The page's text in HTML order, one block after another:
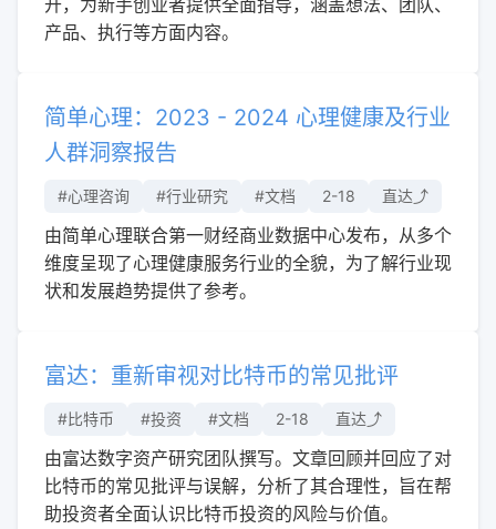
产品、执行等方面内容。
简单心理：2023 - 2024 心理健康及行业
人群洞察报告
#心理咨询 #行业研究 #文档 2-18 直达⤴︎
由简单心理联合第一财经商业数据中心发布，从多个
维度呈现了心理健康服务行业的全貌，为了解行业现
状和发展趋势提供了参考。
富达：重新审视对比特币的常见批评
#比特币 #投资 #文档 2-18 直达⤴︎
由富达数字资产研究团队撰写。文章回顾并回应了对
比特币的常见批评与误解，分析了其合理性，旨在帮
助投资者全面认识比特币投资的风险与价值。